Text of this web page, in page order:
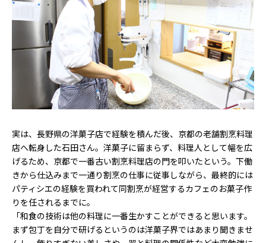
実は、長野県の洋菓子店で経験を積んだ後、京都の老舗割烹料理
店へ転身した石田さん。洋菓子に留まらず、料理人として幅を広
げるため、京都で一番古い割烹料理店の門を叩いたという。下働
きから仕込みまで一通り割烹の仕事に従事しながら、最終的には
パティシエの経験を買われて同割烹が経営するカフェのお菓子作
りを任されるまでに。
「和食の技術は他の料理に一番生かすことができると思います。
まず包丁を自分で研げるというのは洋菓子界ではあまり聞きませ